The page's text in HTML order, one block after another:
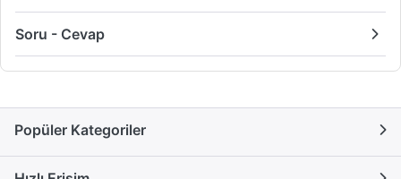
Soru - Cevap
Popüler Kategoriler